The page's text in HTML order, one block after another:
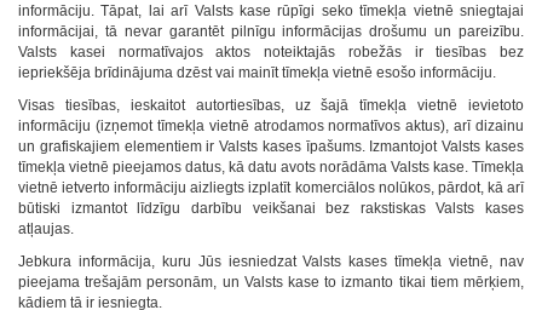
informāciju. Tāpat, lai arī Valsts kase rūpīgi seko tīmekļa vietnē sniegtajai
informācijai, tā nevar garantēt pilnīgu informācijas drošumu un pareizību.
Valsts kasei normatīvajos aktos noteiktajās robežās ir tiesības bez
iepriekšēja brīdinājuma dzēst vai mainīt tīmekļa vietnē esošo informāciju.
Visas tiesības, ieskaitot autortiesības, uz šajā tīmekļa vietnē ievietoto
informāciju (izņemot tīmekļa vietnē atrodamos normatīvos aktus), arī dizainu
un grafiskajiem elementiem ir Valsts kases īpašums. Izmantojot Valsts kases
tīmekļa vietnē pieejamos datus, kā datu avots norādāma Valsts kase. Tīmekļa
vietnē ietverto informāciju aizliegts izplatīt komerciālos nolūkos, pārdot, kā arī
būtiski izmantot līdzīgu darbību veikšanai bez rakstiskas Valsts kases
atļaujas.
Jebkura informācija, kuru Jūs iesniedzat Valsts kases tīmekļa vietnē, nav
pieejama trešajām personām, un Valsts kase to izmanto tikai tiem mērķiem,
kādiem tā ir iesniegta.